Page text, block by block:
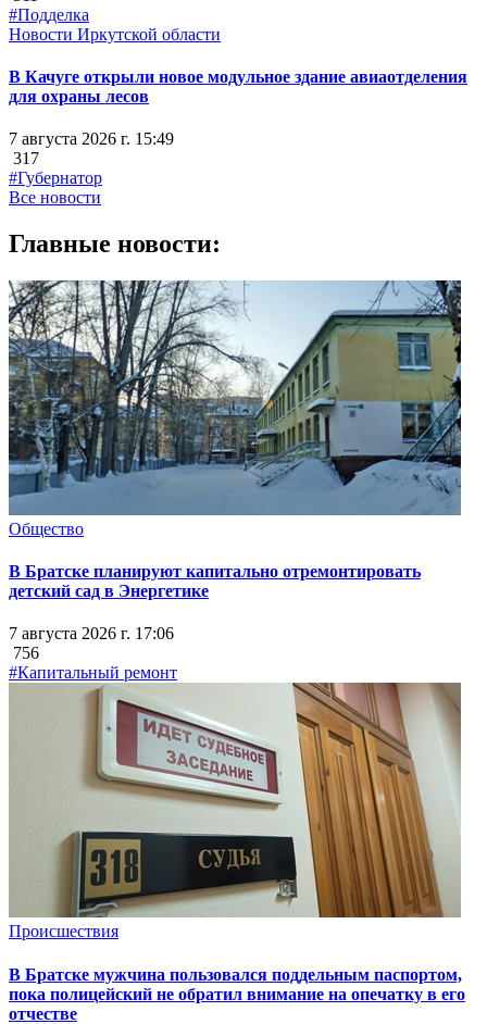
#Подделка
Новости Иркутской области
В Качуге открыли новое модульное здание авиаотделения
для охраны лесов
7 августа 2026 г. 15:49
317
#Губернатор
Все новости
Главные новости:
Общество
В Братске планируют капитально отремонтировать
детский сад в Энергетике
7 августа 2026 г. 17:06
756
#Капитальный ремонт
Происшествия
В Братске мужчина пользовался поддельным паспортом,
пока полицейский не обратил внимание на опечатку в его
отчестве